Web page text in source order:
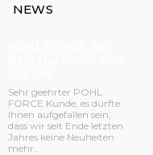
NEWS
Sehr geehrter POHL
FORCE Kunde, es dürfte
Ihnen aufgefallen sein,
dass wir seit Ende letzten
Jahres keine Neuheiten
mehr..